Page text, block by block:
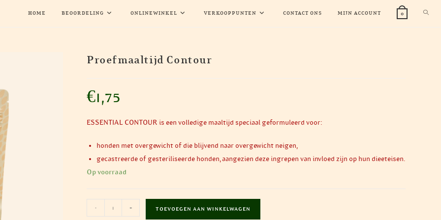
HOME BEOORDELING ONLINEWINKEL VERKOOPPUNTEN CONTACT ONS MIJN ACCOUNT 0
Proefmaaltijd Contour
€1,75
ESSENTIAL CONTOUR is een volledige maaltijd speciaal geformuleerd voor:
honden met overgewicht of die blijvend naar overgewicht neigen,
gecastreerde of gesteriliseerde honden, aangezien deze ingrepen van invloed zijn op hun dieeteisen.
Op voorraad
Contour
- + TOEVOEGEN AAN WINKELWAGEN